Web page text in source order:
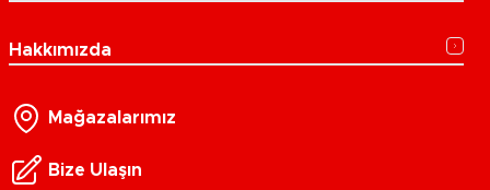
Hakkımızda
Mağazalarımız
Bize Ulaşın